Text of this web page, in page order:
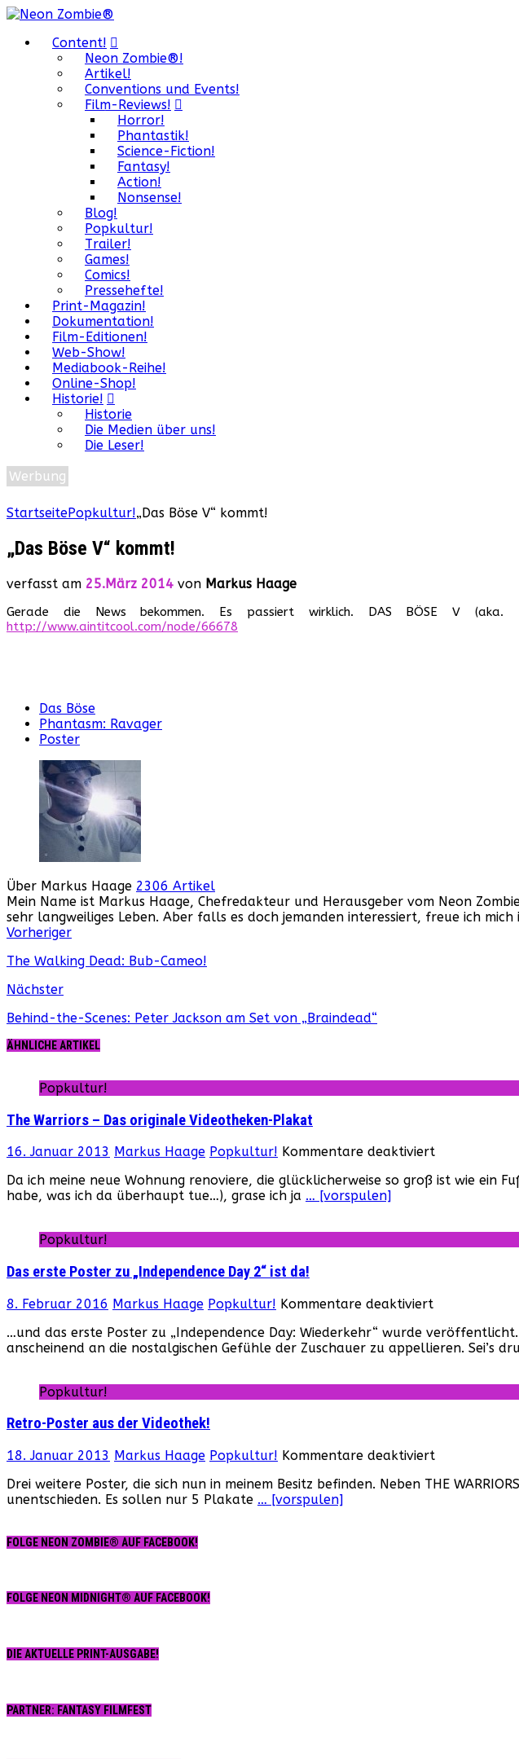
Content!
Neon Zombie®!
Artikel!
Conventions und Events!
Film-Reviews!
Horror!
Phantastik!
Science-Fiction!
Fantasy!
Action!
Nonsense!
Blog!
Popkultur!
Trailer!
Games!
Comics!
Pressehefte!
Print-Magazin!
Dokumentation!
Film-Editionen!
Web-Show!
Mediabook-Reihe!
Online-Shop!
Historie!
Historie
Die Medien über uns!
Die Leser!
Werbung
StartseitePopkultur!„Das Böse V“ kommt!
„Das Böse V“ kommt!
verfasst am 25.März 2014 von Markus Haage
Gerade die News bekommen. Es passiert wirklich. DAS BÖSE V
http://www.aintitcool.com/node/66678
Das Böse
Phantasm: Ravager
Poster
Über Markus Haage 2306 Artikel
Mein Name ist Markus Haage, Chefredakteur und Herausgeber vom Neon
sehr langweiliges Leben. Aber falls es doch jemanden interessiert, freue ich
Webseite
Facebook
Instagram
YouTube
Vorheriger
The Walking Dead: Bub-Cameo!
Nächster
Behind-the-Scenes: Peter Jackson am Set von „Braindead“
ÄHNLICHE ARTIKEL
Popkultur!
The Warriors – Das originale Videotheken-Plakat
16. Januar 2013 Markus Haage Popkultur! Kommentare deaktiviertfür
Warriors
originale
Videotheken-
Da ich meine neue Wohnung renoviere, die glücklicherweise so groß ist wie
habe, was ich da überhaupt tue…), grase ich ja … [vorspulen]
Popkultur!
Das erste Poster zu „Independence Day 2“ ist da!
8. Februar 2016 Markus Haage Popkultur! Kommentare deaktiviert
erste
Poster
…und das erste Poster zu „Independence Day: Wiederkehr“ wurde
anscheinend an die nostalgischen Gefühle der Zuschauer zu appellieren. Sei’s
Popkultur!
Retro-Poster aus der Videothek!
18. Januar 2013 Markus Haage Popkultur! Kommentare deaktiviertfür
Poster
Drei weitere Poster, die sich nun in meinem Besitz befinden. Neben THE
unentschieden. Es sollen nur 5 Plakate … [vorspulen]
FOLGE NEON ZOMBIE® AUF FACEBOOK!
FOLGE NEON MIDNIGHT® AUF FACEBOOK!
DIE AKTUELLE PRINT-AUSGABE!
PARTNER: FANTASY FILMFEST